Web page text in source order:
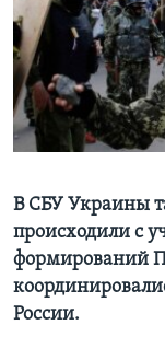
Learning English
СОЦИАЛЬНЫЕ СЕТИ
Языки
В СБУ Украины
происходили с
формирований
России.